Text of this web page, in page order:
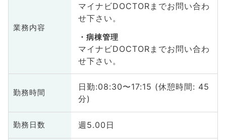
業務内容
マイナビDOCTORまでお問い合わ
せ下さい。
病棟管理
マイナビDOCTORまでお問い合わ
せ下さい。
勤務時間
日勤:08:30〜17:15 (休憩時間: 45
分)
勤務日数 週5.00日